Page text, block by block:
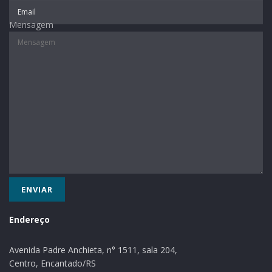
Administração.
Texto: Portal Região dos Vales/Ascom Paverama
Mensagem
Endereço
Avenida Padre Anchieta, n° 1511, sala 204,
Centro, Encantado/RS